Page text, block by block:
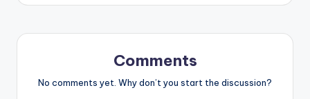
Comments
No comments yet. Why don’t you start the discussion?